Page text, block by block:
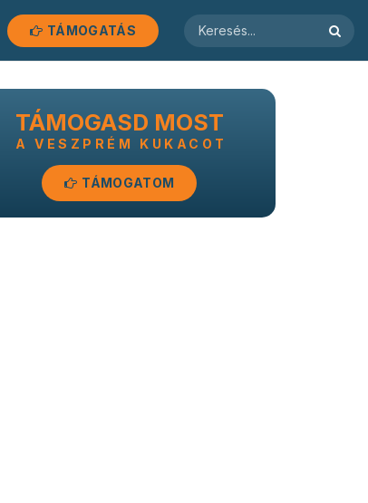
TÁMOGATÁS
TÁMOGASD MOST
A VESZPRÉM KUKACOT
TÁMOGATOM